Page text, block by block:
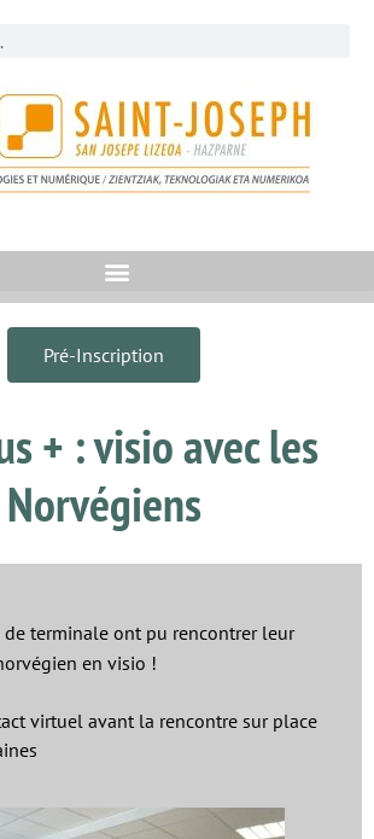
Pré-Inscription
+ : visio avec les
Norvégiens
de terminale ont pu rencontrer leur
en visio !
virtuel avant la rencontre sur place